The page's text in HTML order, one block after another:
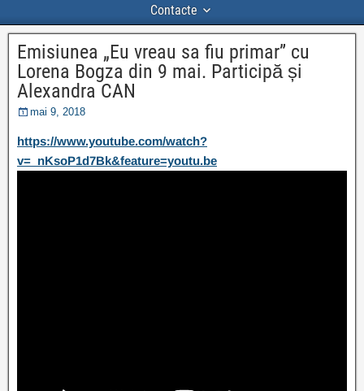
Contacte
Emisiunea „Eu vreau sa fiu primar” cu
Lorena Bogza din 9 mai. Participă și
Alexandra CAN
mai 9, 2018
https://www.youtube.com/watch?
v=_nKsoP1d7Bk&feature=youtu.be